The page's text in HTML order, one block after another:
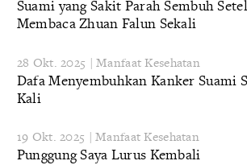
Suami yang Sakit Parah Sembuh
Membaca Zhuan Falun Sekali
28 Okt. 2025 | Manfaat Kesehatan
Dafa Menyembuhkan Kanker Suami
Kali
19 Okt. 2025 | Manfaat Kesehatan
Punggung Saya Lurus Kembali